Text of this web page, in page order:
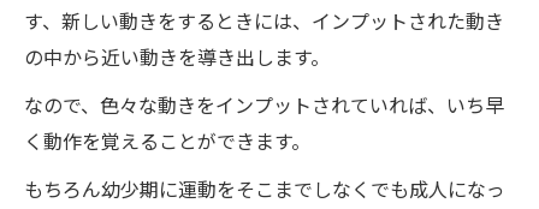
す、新しい動きをするときには、インプットされた動き
の中から近い動きを導き出します。
なので、色々な動きをインプットされていれば、いち早
く動作を覚えることができます。
もちろん幼少期に運動をそこまでしなくでも成人になっ